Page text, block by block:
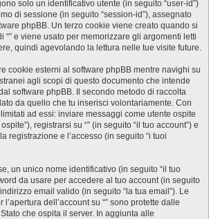
solo un identificativo utente (in seguito “user-id”)
di sessione (in seguito “session-id”), assegnato
phpBB. Un terzo cookie viene creato quando si
“” e viene usato per memorizzare gli argomenti letti
quindi agevolando la lettura nelle tue visite future.
cookie esterni al software phpBB mentre navighi su
agli scopi di questo documento che intende
software phpBB. Il secondo metodo di raccolta
da quello che tu inserisci volontariamente. Con
ad essi: inviare messaggi come utente ospite
registrarsi su “” (in seguito “il tuo account”) e
registrazione e l’accesso (in seguito “i tuoi
un unico nome identificativo (in seguito “il tuo
da usare per accedere al tuo account (in seguito
email valido (in seguito “la tua email”). Le
dell’account su “” sono protette dalle
che ospita il server. In aggiunta alle